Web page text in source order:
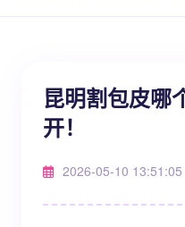
昆明割包皮哪
开！
2026-05-10 13:51:05